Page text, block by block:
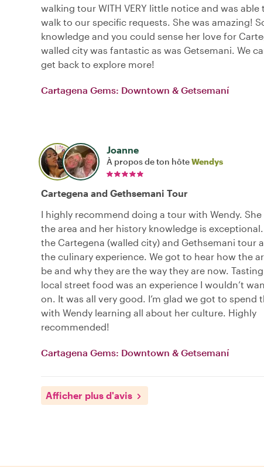
walking tour WITH VERY little notice and was able
walk to our specific requests. She was amazing!
knowledge and you could sense her love for
walled city was fantastic as was Getsemani. We
get back to explore more!
Cartagena Gems: Downtown & Getsemaní
Joanne
À propos de ton hôteWendys
Cartegena and Gethsemani Tour
I highly recommend doing a tour with Wendy. She
the area and her history knowledge is
the Cartegena (walled city) and Gethsemani tour
the culinary experience. We got to hear how the
be and why they are the way they are now.
local street food was an experience I wouldn’t
on. It was all very good. I’m glad we got to spend
with Wendy learning all about her culture. Highly
recommended!
Cartagena Gems: Downtown & Getsemaní
Afficher plus d'avis